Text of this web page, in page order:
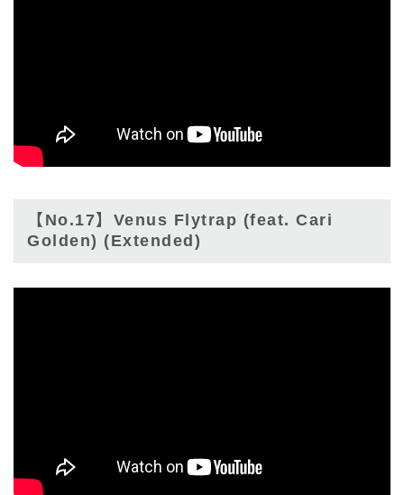
【No.17】Venus Flytrap (feat. Cari
Golden) (Extended)